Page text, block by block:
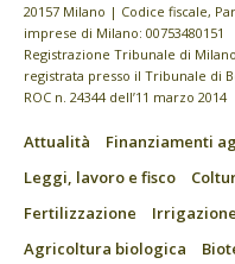
20157 Milano | Codice fiscale,
imprese di Milano: 00753480151
Registrazione Tribunale di
registrata presso il Tribunale di
ROC n. 24344 dell’11 marzo 2014
Attualità Finanziamenti
Leggi, lavoro e fisco
Fertilizzazione
Irrigazione
Agricoltura biologica